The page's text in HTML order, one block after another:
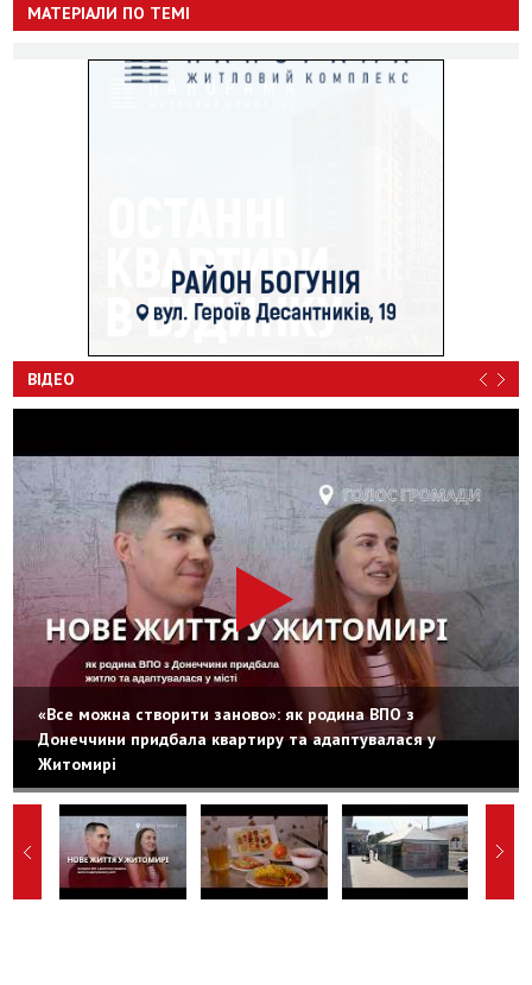
МАТЕРІАЛИ ПО ТЕМІ
ВІДЕО
«Все можна створити заново»: як родина ВПО з
Донеччини придбала квартиру та адаптувалася у
Житомирі